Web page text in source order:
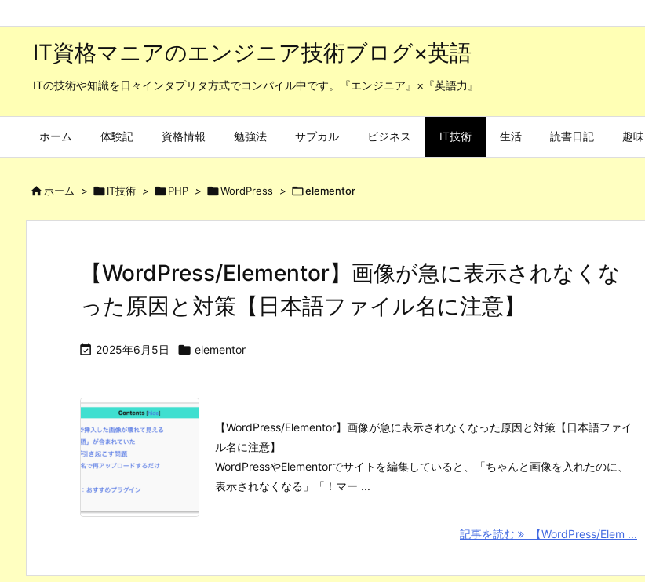
IT資格マニアのエンジニア技術ブログ×英語
ITの技術や知識を日々インタプリタ方式でコンパイル中です。『エンジニア』×『英語力』
ホーム 体験記 資格情報 勉強法 サブカル ビジネス IT技術 生活 読書日記 趣味
ホーム > IT技術 > PHP > WordPress > elementor
【WordPress/Elementor】画像が急に表示されなくな
った原因と対策【日本語ファイル名に注意】
 2025年6月5日  elementor
【WordPress/Elementor】画像が急に表示されなくなった原因と対策【日本語ファイ
ル名に注意】
WordPressやElementorでサイトを編集していると、「ちゃんと画像を入れたのに、
表示されなくなる」「！マー ...
記事を読む 【WordPress/Elem ...